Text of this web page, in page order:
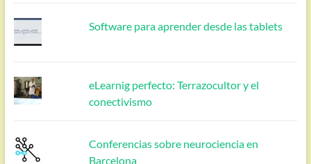
Software para aprender desde las tablets
eLearnig perfecto: Terrazocultor y el
conectivismo
Conferencias sobre neurociencia en
Barcelona